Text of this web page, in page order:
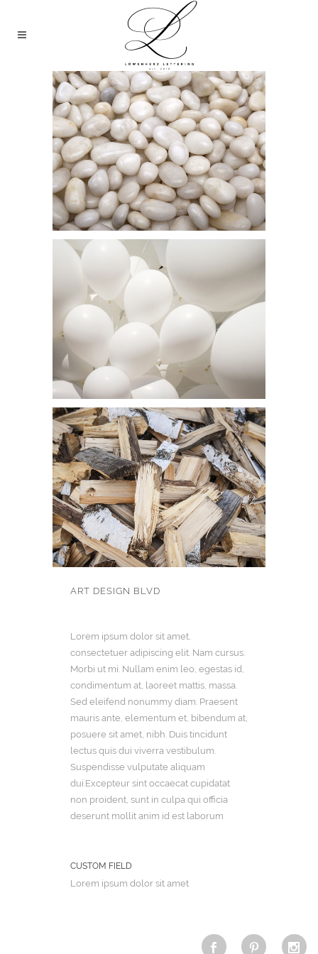
ART DESIGN BLVD
Lorem ipsum dolor sit amet,
consectetuer adipiscing elit. Nam cursus.
Morbi ut mi. Nullam enim leo, egestas id,
condimentum at, laoreet mattis, massa.
Sed eleifend nonummy diam. Praesent
mauris ante, elementum et, bibendum at,
posuere sit amet, nibh. Duis tincidunt
lectus quis dui viverra vestibulum.
Suspendisse vulputate aliquam
dui.Excepteur sint occaecat cupidatat
non proident, sunt in culpa qui officia
deserunt mollit anim id est laborum
CUSTOM FIELD
Lorem ipsum dolor sit amet